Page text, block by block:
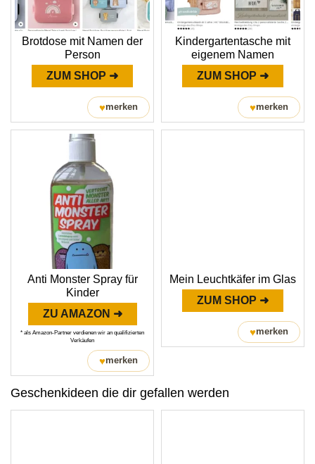
Brotdose mit Namen der
Person
ZUM SHOP ➜
♥merken
Kindergartentasche mit
eigenem Namen
ZUM SHOP ➜
♥merken
Anti Monster Spray für
Kinder
ZU AMAZON ➜
* als Amazon-Partner verdienen wir an qualifizierten
Verkäufen
♥merken
Mein Leuchtkäfer im Glas
ZUM SHOP ➜
♥merken
Geschenkideen die dir gefallen werden